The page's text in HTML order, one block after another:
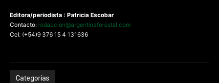
Editora/periodista : Patricia Escobar
Contacto: redaccion@argentinaforestal.com
Cel: (+54)9 376 15 4 131636
Categorías